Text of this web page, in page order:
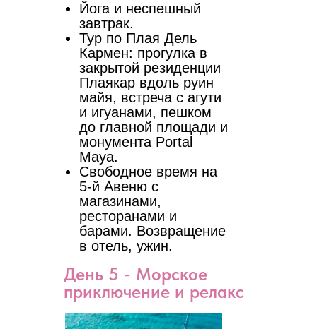
День 5 - Морское
приключение и релакс
Йога и неспешный
завтрак.
Тур по Плая Дель
Кармен: прогулка в
закрытой резиденции
Плаякар вдоль руин
майя, встреча с агути
и игуанами, пешком
до главной площади и
монумента Portal
Maya.
Свободное время на
5-й Авеню с
магазинами,
ресторанами и
барами. Возвращение
в отель, ужин.